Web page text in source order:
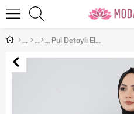
Pul Detaylı Elbise Siyah 8859